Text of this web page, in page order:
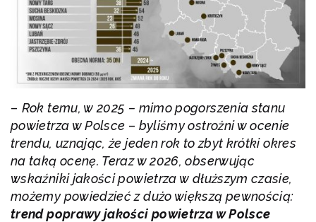
– Rok temu, w 2025 – mimo pogorszenia stanu
powietrza w Polsce – byliśmy ostrożni w ocenie
trendu, uznając, że jeden rok to zbyt krótki okres
na taką ocenę. Teraz w 2026, obserwując
wskaźniki jakości powietrza w dłuższym czasie,
możemy powiedzieć z dużo większą pewnością:
trend poprawy jakości powietrza w Polsce